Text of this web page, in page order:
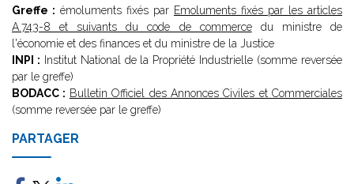
Greffe : émoluments fixés par Emoluments fixés par les articles
A.743-8 et suivants du code de commercedu ministre de
l'économie et des finances et du ministre de la Justice
INPI : Institut National de la Propriété Industrielle (somme reversée
par le greffe)
BODACC : Bulletin Officiel des Annonces Civiles et Commerciales
(somme reversée par le greffe)
PARTAGER